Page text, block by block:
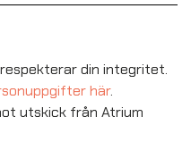
din integritet.
här.
utskick från Atrium